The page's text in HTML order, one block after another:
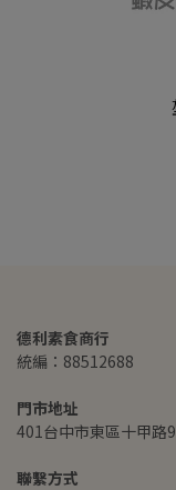
德利素食商行
統編：88512688
門市地址
401台中市東區十甲路
聯繫方式